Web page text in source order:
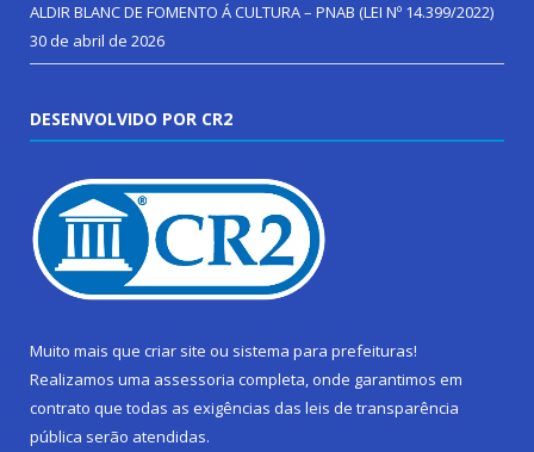
ALDIR BLANC DE FOMENTO Á CULTURA – PNAB (LEI Nº 14.399/2022)
30 de abril de 2026
DESENVOLVIDO POR CR2
Muito mais que criar site ou sistema para prefeituras!
Realizamos uma assessoria completa, onde garantimos em
contrato que todas as exigências das leis de transparência
pública serão atendidas.